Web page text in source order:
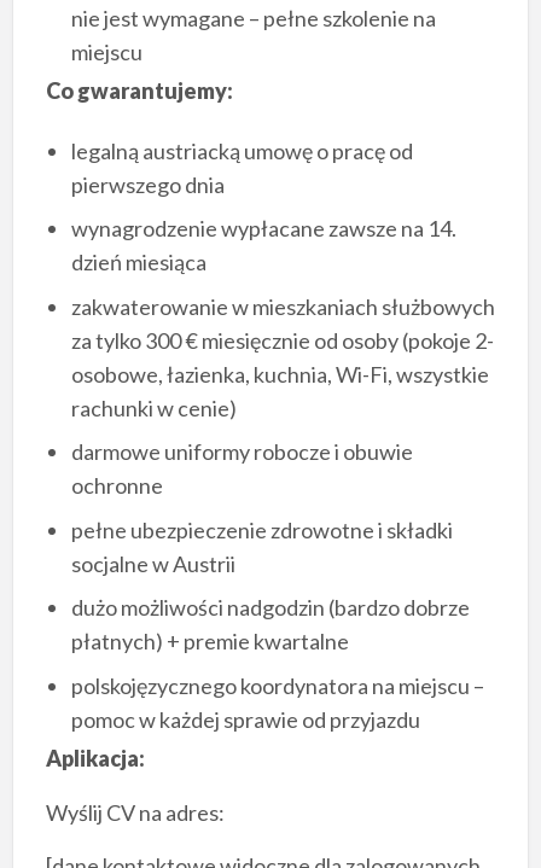
nie jest wymagane – pełne szkolenie na
miejscu
Co gwarantujemy:
legalną austriacką umowę o pracę od
pierwszego dnia
wynagrodzenie wypłacane zawsze na 14.
dzień miesiąca
zakwaterowanie w mieszkaniach służbowych
za tylko 300 € miesięcznie od osoby (pokoje 2-
osobowe, łazienka, kuchnia, Wi-Fi, wszystkie
rachunki w cenie)
darmowe uniformy robocze i obuwie
ochronne
pełne ubezpieczenie zdrowotne i składki
socjalne w Austrii
dużo możliwości nadgodzin (bardzo dobrze
płatnych) + premie kwartalne
polskojęzycznego koordynatora na miejscu –
pomoc w każdej sprawie od przyjazdu
Aplikacja:
Wyślij CV na adres: